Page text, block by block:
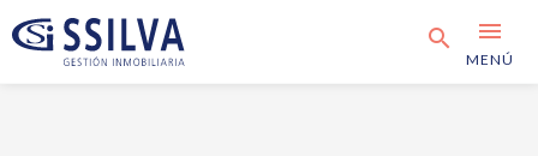
search menu
MENÚ